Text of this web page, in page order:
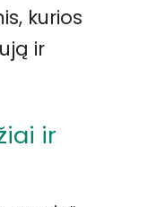
kurios
ir
ir